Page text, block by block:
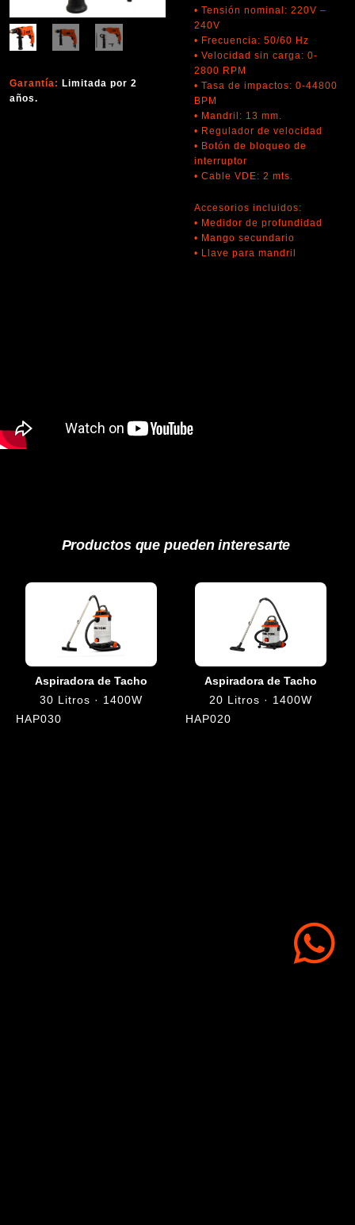
Garantía: Limitada por 2
años.
• Tensión nominal: 220V –
240V
• Frecuencia: 50/60 Hz
• Velocidad sin carga: 0-
2800 RPM
• Tasa de impactos: 0-44800
BPM
• Mandril: 13 mm.
• Regulador de velocidad
• Botón de bloqueo de
interruptor
• Cable VDE: 2 mts.
Accesorios incluidos:
• Medidor de profundidad
• Mango secundario
• Llave para mandril
Productos que pueden interesarte
Aspiradora de Tacho
30 Litros · 1400W
HAP030
Aspiradora de Tacho
20 Litros · 1400W
HAP020